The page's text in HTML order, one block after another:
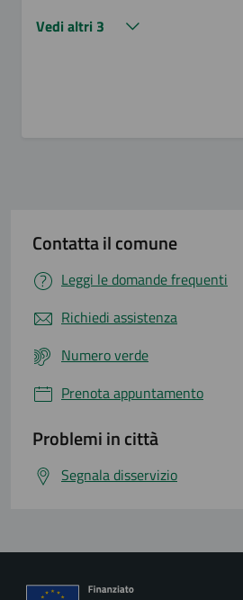
Vedi altri 3
Contatta il comune
Leggi le domande frequenti
Richiedi assistenza
Numero verde
Prenota appuntamento
Problemi in città
Segnala disservizio